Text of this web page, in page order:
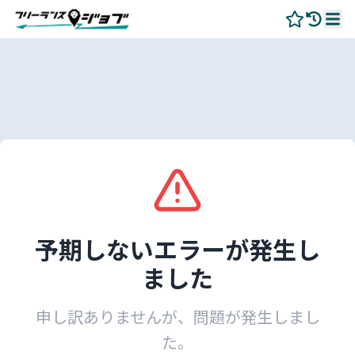
予期しないエラーが発生し
ました
申し訳ありませんが、問題が発生しまし
た。